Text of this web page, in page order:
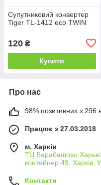
Супутниковий конвертер
Tiger TL-1412 eco TWIN
120 ₴
Купити
Про нас
98% позитивних з 296
Працює з 27.03.2018
м. Харків
ТЦ Барабашово
контейнер 49, Харків,
Контакти